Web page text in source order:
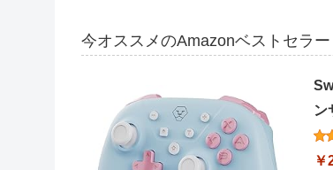
今オススメのAmazonベストセラー
ン
￥